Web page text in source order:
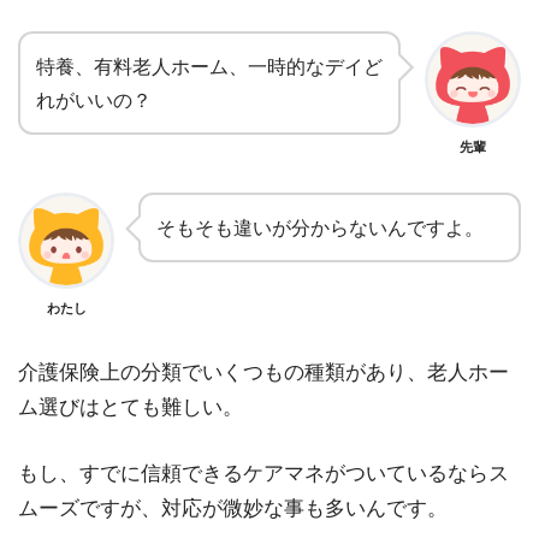
特養、有料老人ホーム、一時的なデイど
れがいいの？
先輩
わたし
そもそも違いが分からないんですよ。
介護保険上の分類でいくつもの種類があり、老人ホー
ム選びはとても難しい。
もし、すでに信頼できるケアマネがついているならス
ムーズですが、対応が微妙な事も多いんです。